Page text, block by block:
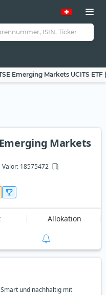
Emerging Markets UCITS ETF
Markets
Valor: 18575472
Allokation
und nachhaltig mit